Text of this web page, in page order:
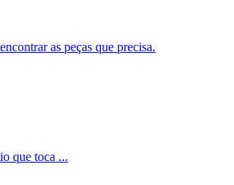
as peças que precisa.
que toca ...